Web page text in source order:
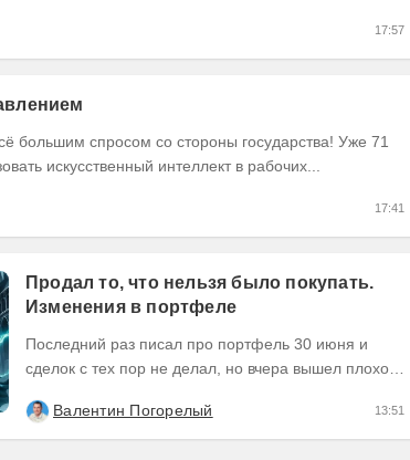
17:57
большим спросом со стороны государства! Уже 71
искусственный интеллект в рабочих...
17:41
Продал то, что нельзя было покупать.
Изменения в портфеле
Последний раз писал про портфель 30 июня и
сделок с тех пор не делал, но вчера вышел плохой
Валентин Погорелый
13:51